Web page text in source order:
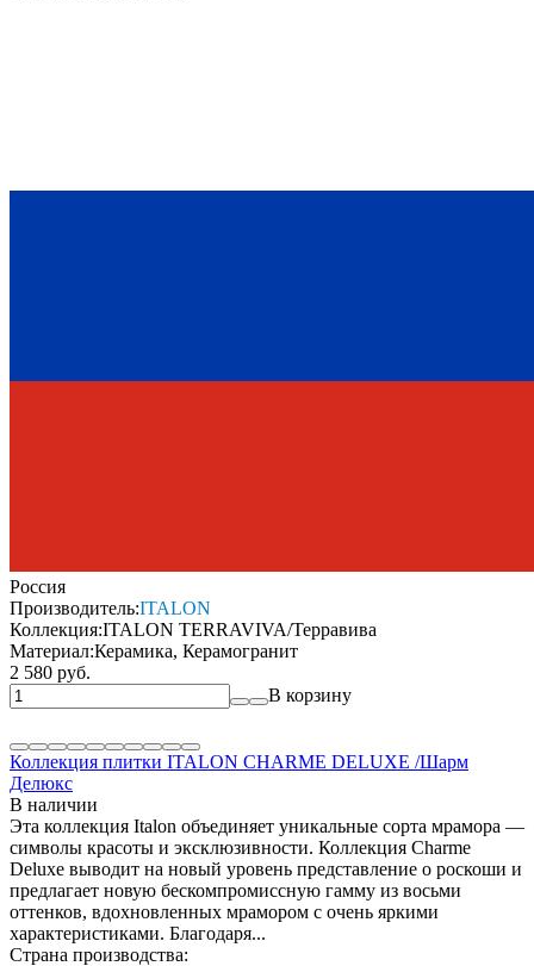
Россия
Производитель:ITALON
Коллекция:ITALON TERRAVIVA/Терравива
Материал:Керамика, Керамогранит
2 580 руб.
В корзину
Коллекция плитки ITALON CHARME DELUXE /Шарм
Делюкс
В наличии
Эта коллекция Italon объединяет уникальные сорта мрамора —
символы красоты и эксклюзивности. Коллекция Charme
Deluxe выводит на новый уровень представление о роскоши и
предлагает новую бескомпромиссную гамму из восьми
оттенков, вдохновленных мрамором с очень яркими
характеристиками. Благодаря...
Страна производства: